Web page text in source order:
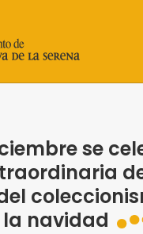
se
navidad